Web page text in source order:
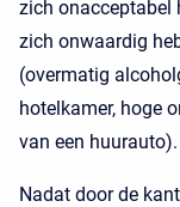
zich onacceptabel
zich onwaardig
(overmatig
hotelkamer, hoge
van een huurauto).
Nadat door de